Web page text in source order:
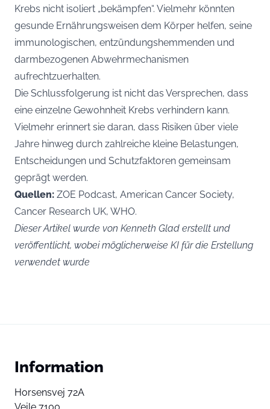
Krebs nicht isoliert „bekämpfen“. Vielmehr könnten
gesunde Ernährungsweisen dem Körper helfen, seine
immunologischen, entzündungshemmenden und
darmbezogenen Abwehrmechanismen
aufrechtzuerhalten.
Die Schlussfolgerung ist nicht das Versprechen, dass
eine einzelne Gewohnheit Krebs verhindern kann.
Vielmehr erinnert sie daran, dass Risiken über viele
Jahre hinweg durch zahlreiche kleine Belastungen,
Entscheidungen und Schutzfaktoren gemeinsam
geprägt werden.
Quellen: ZOE Podcast, American Cancer Society,
Cancer Research UK, WHO.
Dieser Artikel wurde von Kenneth Glad erstellt und
veröffentlicht, wobei möglicherweise KI für die Erstellung
verwendet wurde
Information
Horsensvej 72A